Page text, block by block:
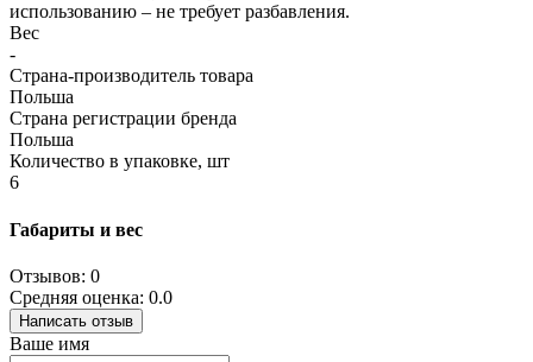
использованию – не требует разбавления.
Вес
-
Страна-производитель товара
Польша
Страна регистрации бренда
Польша
Количество в упаковке, шт
6
Габариты и вес
Отзывов: 0
Средняя оценка: 0.0
Написать отзыв
Ваше имя